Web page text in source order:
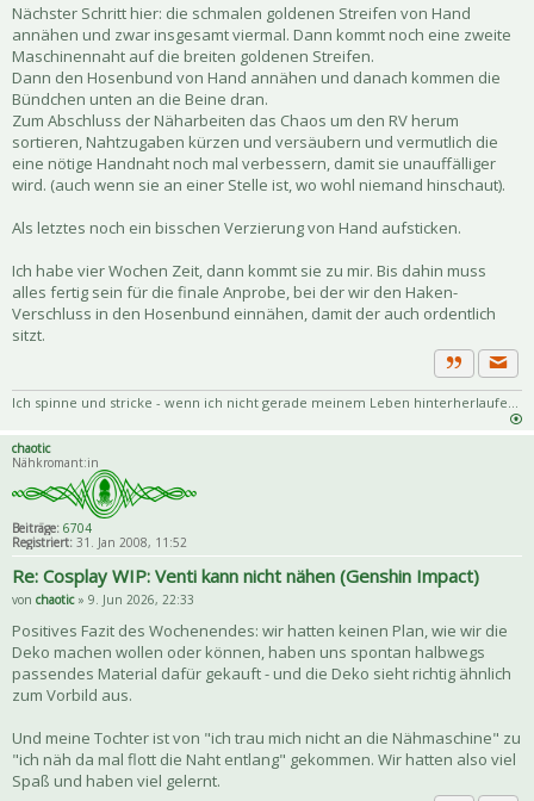
Nächster Schritt hier: die schmalen goldenen Streifen von Hand
annähen und zwar insgesamt viermal. Dann kommt noch eine zweite
Maschinennaht auf die breiten goldenen Streifen.
Dann den Hosenbund von Hand annähen und danach kommen die
Bündchen unten an die Beine dran.
Zum Abschluss der Näharbeiten das Chaos um den RV herum
sortieren, Nahtzugaben kürzen und versäubern und vermutlich die
eine nötige Handnaht noch mal verbessern, damit sie unauffälliger
wird. (auch wenn sie an einer Stelle ist, wo wohl niemand hinschaut).
Als letztes noch ein bisschen Verzierung von Hand aufsticken.
Ich habe vier Wochen Zeit, dann kommt sie zu mir. Bis dahin muss
alles fertig sein für die finale Anprobe, bei der wir den Haken-
Verschluss in den Hosenbund einnähen, damit der auch ordentlich
sitzt.
Zitat
Ich spinne und stricke - wenn ich nicht gerade meinem Leben hinterherlaufe...
chaotic
Nähkromant:in
Beiträge: 6704
Registriert: 31. Jan 2008, 11:52
Re: Cosplay WIP: Venti kann nicht nähen (Genshin Impact)
von chaotic» 9. Jun 2026, 22:33
Positives Fazit des Wochenendes: wir hatten keinen Plan, wie wir die
Deko machen wollen oder können, haben uns spontan halbwegs
passendes Material dafür gekauft - und die Deko sieht richtig ähnlich
zum Vorbild aus.
Und meine Tochter ist von "ich trau mich nicht an die Nähmaschine" zu
"ich näh da mal flott die Naht entlang" gekommen. Wir hatten also viel
Spaß und haben viel gelernt.